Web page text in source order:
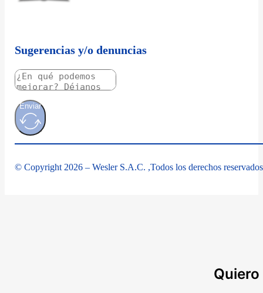
Sugerencias y/o denuncias
Enviar
© Copyright 2026 – Wesler S.A.C. ,Todos los derechos